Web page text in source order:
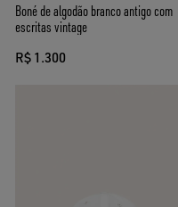
Boné de algodão branco antigo com
escritas vintage
R$ 1.300